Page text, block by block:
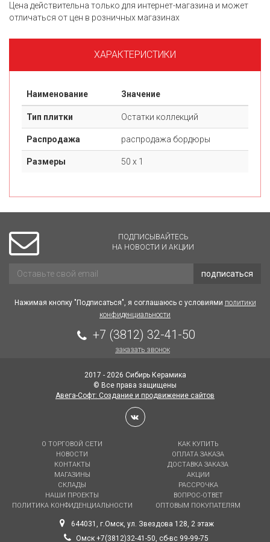
Цена действительна только для интернет-магазина и может
отличаться от цен в розничных магазинах
ХАРАКТЕРИСТИКИ
Наименование Значение
Тип плитки Остатки коллекций
Распродажа распродажа бордюры
Размеры 50 х 1
ПОДПИСЫВАЙТЕСЬ
НА НОВОСТИ И АКЦИИ
подписаться
Нажимая кнопку "Подписаться", я соглашаюсь с условиями политики
конфиденциальности
+7 (3812) 32-41-50
заказать звонок
2017 - 2026 Сибирь Керамика
© Все права защищены
Авега-Софт: Создание и продвижение сайтов
О ТОРГОВОЙ СЕТИ
НОВОСТИ
КОНТАКТЫ
МАГАЗИНЫ
СКЛАДЫ
НАШИ ПРОЕКТЫ
ПОЛИТИКА КОНФИДЕНЦИАЛЬНОСТИ
КАК КУПИТЬ
ОПЛАТА ЗАКАЗА
ДОСТАВКА ЗАКАЗА
АКЦИИ
РАССРОЧКА
ВОПРОС-ОТВЕТ
ОПТОВЫМ ПОКУПАТЕЛЯМ
644031, г.Омск, ул. Звездова 128, 2 этаж
Омск +7(3812)32-41-50, сб-вс 99-99-75